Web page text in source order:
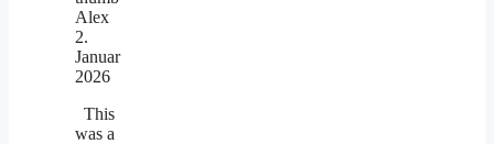
Alex
2.
Januar
2026
This
was a